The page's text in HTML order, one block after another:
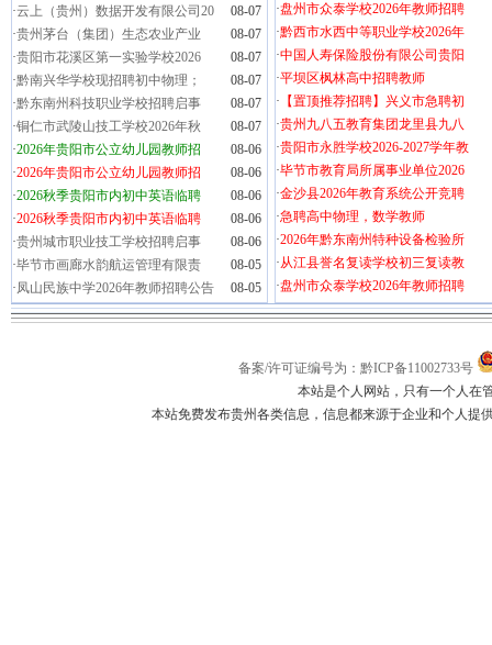
·云上（贵州）数据开发有限公司20
08-07
·贵州茅台（集团）生态农业产业
08-07
·贵阳市花溪区第一实验学校2026
08-07
·黔南兴华学校现招聘初中物理；
08-07
·黔东南州科技职业学校招聘启事
08-07
·铜仁市武陵山技工学校2026年秋
08-07
·2026年贵阳市公立幼儿园教师招
08-06
·2026年贵阳市公立幼儿园教师招
08-06
·2026秋季贵阳市内初中英语临聘
08-06
·2026秋季贵阳市内初中英语临聘
08-06
·贵州城市职业技工学校招聘启事
08-06
·毕节市画廊水韵航运管理有限责
08-05
·凤山民族中学2026年教师招聘公告 08-05
·盘州市众泰学校2026年教师招聘
·黔西市水西中等职业学校2026年
·中国人寿保险股份有限公司贵阳
·平坝区枫林高中招聘教师
· 【置顶推荐招聘】兴义市急聘初
·贵州九八五教育集团龙里县九八
·贵阳市永胜学校2026-2027学年教
·毕节市教育局所属事业单位2026
·金沙县2026年教育系统公开竞聘
·急聘高中物理，数学教师
·2026年黔东南州特种设备检验所
·从江县誉名复读学校初三复读教
·盘州市众泰学校2026年教师招聘
备案/许可证编号为：黔ICP备11002733号
本站是个人网站，只有一个人在
本站免费发布贵州各类信息，信息都来源于企业和个人提